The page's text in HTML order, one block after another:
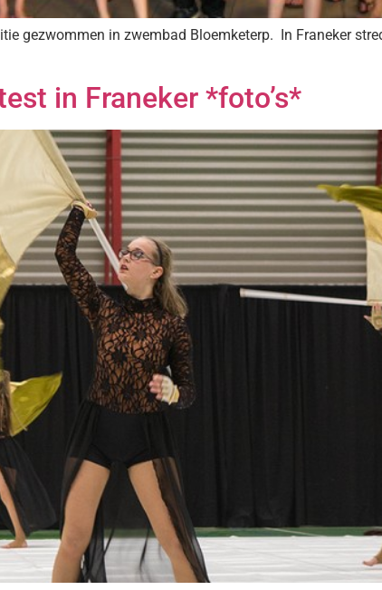
gezwommen in zwembad Bloemketerp. In Franeker
in Franeker *foto’s*